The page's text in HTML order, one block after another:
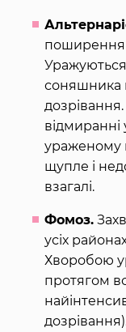
поширення
соняшника
ураженому
щупле і
взагалі.
Фомоз.
усіх
Хворобою
протягом